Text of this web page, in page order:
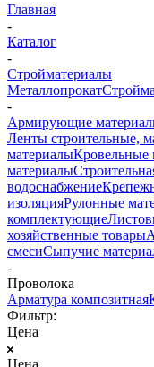
Главная
-
Каталог
-
Стройматериалы
Металлопрокат
-
Армирующие
Ленты строительные,
материалыКровельные
материалы
водоснабжение
изоляцияРулонные
комплектующие
хозяйственные товары
смесиСыпучие
-
Проволока
Арматура композитная
Фильтр:
Цена
Цена